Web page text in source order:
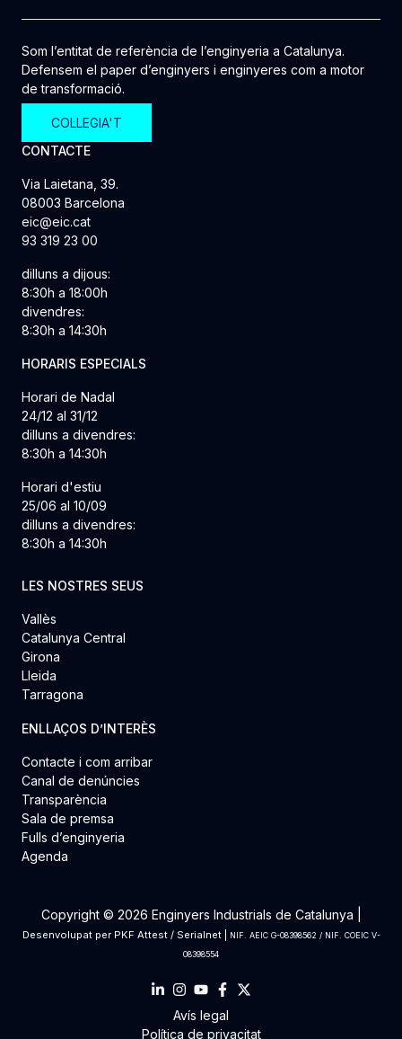
Som l’entitat de referència de l’enginyeria a Catalunya.
Defensem el paper d’enginyers i enginyeres com a motor
de transformació.
COL·LEGIA'T
CONTACTE
Via Laietana, 39.
08003 Barcelona
eic@eic.cat
93 319 23 00
dilluns a dijous:
8:30h a 18:00h
divendres:
8:30h a 14:30h
HORARIS ESPECIALS
Horari de Nadal
24/12 al 31/12
dilluns a divendres:
8:30h a 14:30h
Horari d'estiu
25/06 al 10/09
dilluns a divendres:
8:30h a 14:30h
LES NOSTRES SEUS
Vallès
Catalunya Central
Girona
Lleida
Tarragona
ENLLAÇOS D’INTERÈS
Contacte i com arribar
Canal de denúncies
Transparència
Sala de premsa
Fulls d’enginyeria
Agenda
Copyright © 2026 Enginyers Industrials de Catalunya |
Desenvolupat per PKF Attest/ Serialnet|
NIF. AEIC G-08398562 / NIF. COEIC V-
08398554
Avís legal
Política de privacitat